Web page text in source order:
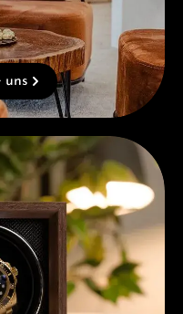
uns
von 1.000 €